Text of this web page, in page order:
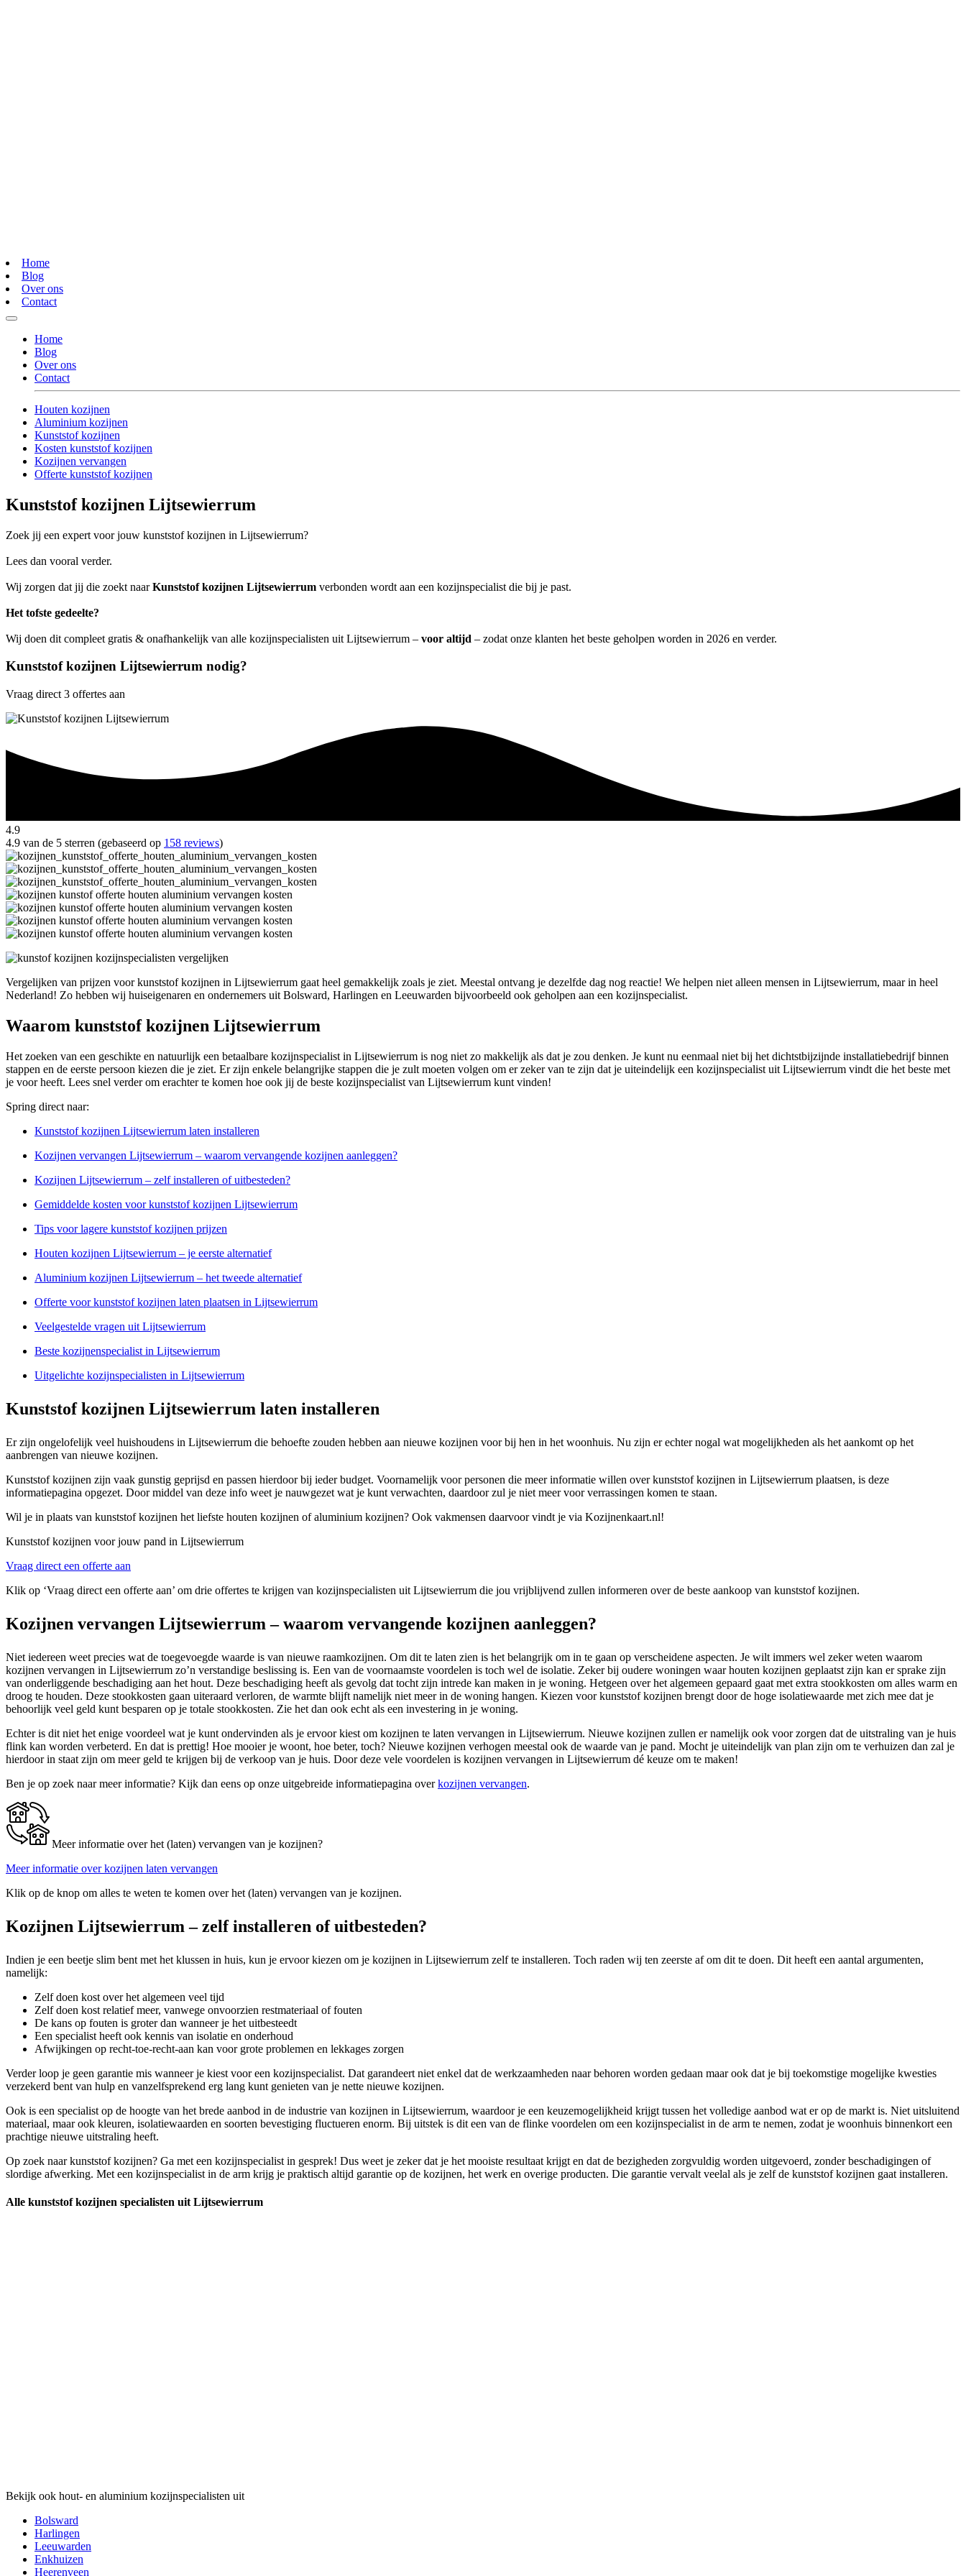
Home
Blog
Over ons
Contact
Home
Blog
Over ons
Contact
Houten kozijnen
Aluminium kozijnen
Kunststof kozijnen
Kosten kunststof kozijnen
Kozijnen vervangen
Offerte kunststof kozijnen
Kunststof kozijnen Lijtsewierrum
Zoek jij een expert voor jouw kunststof kozijnen in Lijtsewierrum?
Lees dan vooral verder.
Wij zorgen dat jij die zoekt naarKunststof kozijnen Lijtsewierrum verbonden wordt aan een kozijnspecialist die bij je past.
Het tofste gedeelte?
Wij doen dit compleet gratis & onafhankelijk van alle kozijnspecialisten uit Lijtsewierrum – voor altijd – zodat onze klanten het beste geholpen worden in 2026 en verder.
Kunststof kozijnen Lijtsewierrum nodig?
Vraag direct 3 offertes aan
4.9
4.9 van de 5 sterren (gebaseerd op 158 reviews)
Vergelijken van prijzen voor kunststof kozijnen in Lijtsewierrum gaat heel gemakkelijk zoals je ziet. Meestal ontvang je dezelfde dag nog reactie! We helpen niet alleen mensen in Lijtsewierrum, maar in heel
Nederland! Zo hebben wij huiseigenaren en ondernemers uit Bolsward, Harlingen en Leeuwarden bijvoorbeeld ook geholpen aan een kozijnspecialist.
Waarom kunststof kozijnen Lijtsewierrum
Het zoeken van een geschikte en natuurlijk een betaalbare kozijnspecialist in Lijtsewierrum is nog niet zo makkelijk als dat je zou denken. Je kunt nu eenmaal niet bij het dichtstbijzijnde installatiebedrijf binnen
stappen en de eerste persoon kiezen die je ziet. Er zijn enkele belangrijke stappen die je zult moeten volgen om er zeker van te zijn dat je uiteindelijk een kozijnspecialist uit Lijtsewierrum vindt die het beste met
je voor heeft. Lees snel verder om erachter te komen hoe ook jij de beste kozijnspecialist van Lijtsewierrum kunt vinden!
Spring direct naar:
Kunststof kozijnen Lijtsewierrum laten installeren
Kozijnen vervangen Lijtsewierrum – waarom vervangende kozijnen aanleggen?
Kozijnen Lijtsewierrum – zelf installeren of uitbesteden?
Gemiddelde kosten voor kunststof kozijnen Lijtsewierrum
Tips voor lagere kunststof kozijnen prijzen
Houten kozijnen Lijtsewierrum – je eerste alternatief
Aluminium kozijnen Lijtsewierrum – het tweede alternatief
Offerte voor kunststof kozijnen laten plaatsen in Lijtsewierrum
Veelgestelde vragen uit Lijtsewierrum
Beste kozijnenspecialist in Lijtsewierrum
Uitgelichte kozijnspecialisten in Lijtsewierrum
Kunststof kozijnen Lijtsewierrum laten installeren
Er zijn ongelofelijk veel huishoudens in Lijtsewierrum die behoefte zouden hebben aan nieuwe kozijnen voor bij hen in het woonhuis. Nu zijn er echter nogal wat mogelijkheden als het aankomt op het
aanbrengen van nieuwe kozijnen.
Kunststof kozijnen zijn vaak gunstig geprijsd en passen hierdoor bij ieder budget. Voornamelijk voor personen die meer informatie willen over kunststof kozijnen in Lijtsewierrum plaatsen, is deze
informatiepagina opgezet. Door middel van deze info weet je nauwgezet wat je kunt verwachten, daardoor zul je niet meer voor verrassingen komen te staan.
Wil je in plaats van kunststof kozijnen het liefste houten kozijnen of aluminium kozijnen? Ook vakmensen daarvoor vindt je via Kozijnenkaart.nl!
Kunststof kozijnen voor jouw pand in Lijtsewierrum
Vraag direct een offerte aan
Klik op ‘Vraag direct een offerte aan’ om drie offertes te krijgen van kozijnspecialisten uit Lijtsewierrum die jou vrijblijvend zullen informeren over de beste aankoop van kunststof kozijnen.
Kozijnen vervangen Lijtsewierrum – waarom vervangende kozijnen aanleggen?
Niet iedereen weet precies wat de toegevoegde waarde is van nieuwe raamkozijnen. Om dit te laten zien is het belangrijk om in te gaan op verscheidene aspecten. Je wilt immers wel zeker weten waarom
kozijnen vervangen in Lijtsewierrum zo’n verstandige beslissing is. Een van de voornaamste voordelen is toch wel de isolatie. Zeker bij oudere woningen waar houten kozijnen geplaatst zijn kan er sprake zijn
van onderliggende beschadiging aan het hout. Deze beschadiging heeft als gevolg dat tocht zijn intrede kan maken in je woning. Hetgeen over het algemeen gepaard gaat met extra stookkosten om alles warm en
droog te houden. Deze stookkosten gaan uiteraard verloren, de warmte blijft namelijk niet meer in de woning hangen. Kiezen voor kunststof kozijnen brengt door de hoge isolatiewaarde met zich mee dat je
behoorlijk veel geld kunt besparen op je totale stookkosten. Zie het dan ook echt als een investering in je woning.
Echter is dit niet het enige voordeel wat je kunt ondervinden als je ervoor kiest om kozijnen te laten vervangen in Lijtsewierrum. Nieuwe kozijnen zullen er namelijk ook voor zorgen dat de uitstraling van je huis
flink kan worden verbeterd. En dat is prettig! Hoe mooier je woont, hoe beter, toch? Nieuwe kozijnen verhogen meestal ook de waarde van je pand. Mocht je uiteindelijk van plan zijn om te verhuizen dan zal je
hierdoor in staat zijn om meer geld te krijgen bij de verkoop van je huis. Door deze vele voordelen is kozijnen vervangen in Lijtsewierrum dé keuze om te maken!
Ben je op zoek naar meer informatie? Kijk dan eens op onze uitgebreide informatiepagina overkozijnen vervangen.
Meer informatie over het (laten) vervangen van je kozijnen?
Meer informatie over kozijnen laten vervangen
Klik op de knop om alles te weten te komen over het (laten) vervangen van je kozijnen.
Kozijnen Lijtsewierrum – zelf installeren of uitbesteden?
Indien je een beetje slim bent met het klussen in huis, kun je ervoor kiezen om je kozijnen in Lijtsewierrum zelf te installeren. Toch raden wij ten zeerste af om dit te doen. Dit heeft een aantal argumenten,
namelijk:
Zelf doen kost over het algemeen veel tijd
Zelf doen kost relatief meer, vanwege onvoorzien restmateriaal of fouten
De kans op fouten is groter dan wanneer je het uitbesteedt
Een specialist heeft ook kennis van isolatie en onderhoud
Afwijkingen op recht-toe-recht-aan kan voor grote problemen en lekkages zorgen
Verder loop je geen garantie mis wanneer je kiest voor een kozijnspecialist. Dat garandeert niet enkel dat de werkzaamheden naar behoren worden gedaan maar ook dat je bij toekomstige mogelijke kwesties
verzekerd bent van hulp en vanzelfsprekend erg lang kunt genieten van je nette nieuwe kozijnen.
Ook is een specialist op de hoogte van het brede aanbod in de industrie van kozijnen in Lijtsewierrum, waardoor je een keuzemogelijkheid krijgt tussen het volledige aanbod wat er op de markt is. Niet uitsluitend
materiaal, maar ook kleuren, isolatiewaarden en soorten bevestiging fluctueren enorm. Bij uitstek is dit een van de flinke voordelen om een kozijnspecialist in de arm te nemen, zodat je woonhuis binnenkort een
prachtige nieuwe uitstraling heeft.
Op zoek naar kunststof kozijnen? Ga met een kozijnspecialist in gesprek! Dus weet je zeker dat je het mooiste resultaat krijgt en dat de bezigheden zorgvuldig worden uitgevoerd, zonder beschadigingen of
slordige afwerking. Met een kozijnspecialist in de arm krijg je praktisch altijd garantie op de kozijnen, het werk en overige producten. Die garantie vervalt veelal als je zelf de kunststof kozijnen gaat installeren.
Alle kunststof kozijnen specialisten uit Lijtsewierrum
Bekijk ook hout- en aluminium kozijnspecialisten uit
Bolsward
Harlingen
Leeuwarden
Enkhuizen
Heerenveen